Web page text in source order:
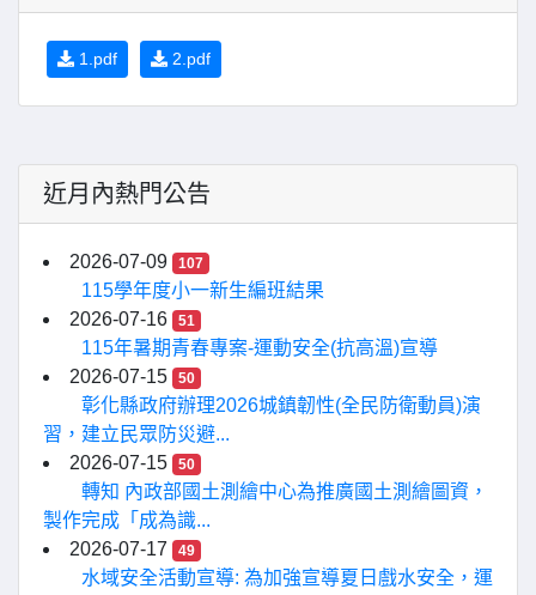
1.pdf 2.pdf
近月內熱門公告
2026-07-09 107
115學年度小一新生編班結果
2026-07-16
51
115年暑期青春專案-運動安全(抗高溫)宣導
2026-07-15
50
彰化縣政府辦理2026城鎮韌性(全民防衛動員)演
習，建立民眾防災避...
2026-07-15
50
轉知 內政部國土測繪中心為推廣國土測繪圖資，
製作完成「成為識...
2026-07-17
49
水域安全活動宣導: 為加強宣導夏日戲水安全，運